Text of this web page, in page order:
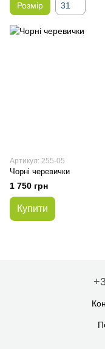
Розмір 31
Артикул: 255-05
Чорні черевички
1 750 грн
Купити